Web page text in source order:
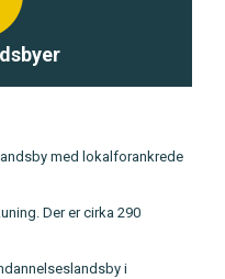
med lokalforankrede
Der er cirka 290
i